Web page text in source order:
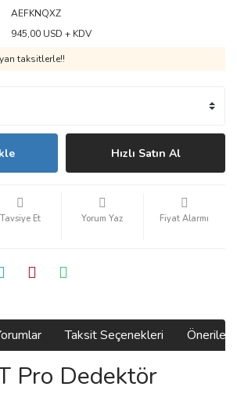
AEFKNQXZ
945,00 USD + KDV
taksitlerle!!
Hızlı Satın Al
Tavsiye Et Yorum Yaz Fiyat Alarmı
Taksit Seçenekleri
Pro Dedektör